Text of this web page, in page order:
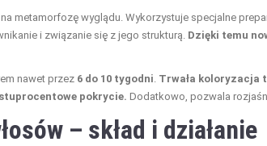
metamorfozę wyglądu. Wykorzystuje specjalne
i związanie się z jego strukturą. Dzięki temu
nawet przez 6 do 10 tygodni Trwała koloryzacja
pokrycie. Dodatkowo, pozwala
– skład i działanie